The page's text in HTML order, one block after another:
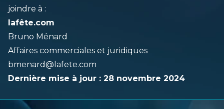
joindre à :
lafête.com
Bruno Ménard
Affaires commerciales et juridiques
bmenard@lafete.com
Dernière mise à jour : 28 novembre 2024